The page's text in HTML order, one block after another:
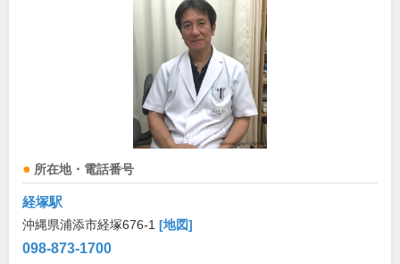
所在地・電話番号
経塚駅
沖縄県浦添市経塚676-1 [地図]
098-873-1700